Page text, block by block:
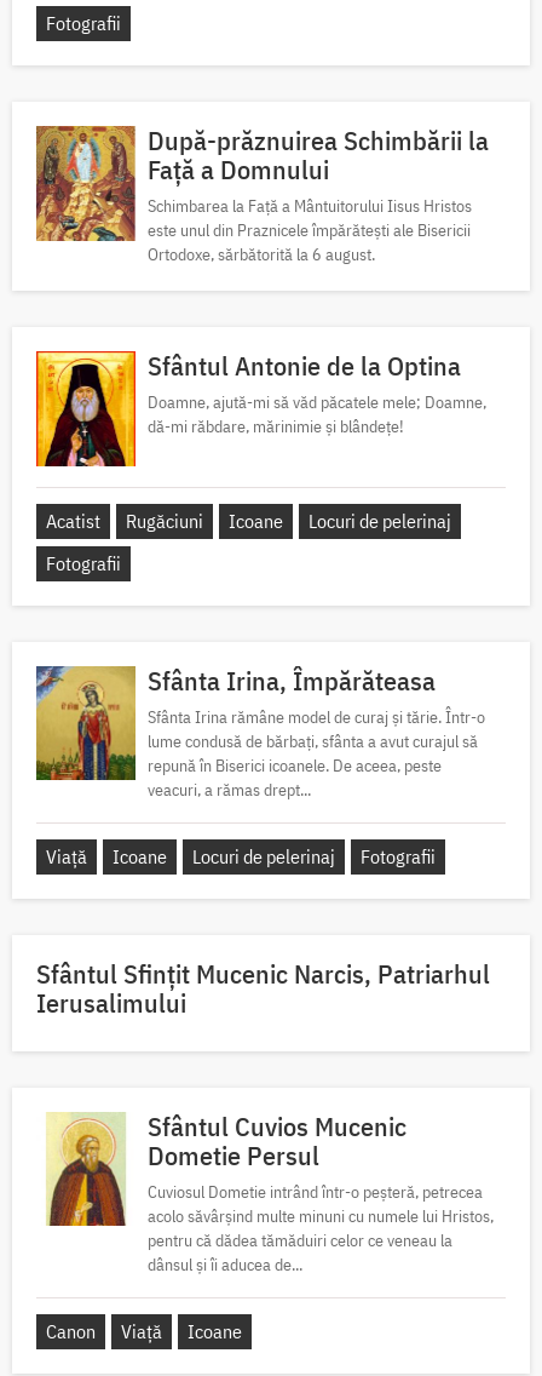
Fotografii
După-prăznuirea Schimbării la
Față a Domnului
Schimbarea la Față a Mântuitorului Iisus Hristos
este unul din Praznicele împărătești ale Bisericii
Ortodoxe, sărbătorită la 6 august.
Sfântul Antonie de la Optina
Doamne, ajută-mi să văd păcatele mele; Doamne,
dă-mi răbdare, mărinimie şi blândeţe!
Acatist Rugăciuni Icoane
Locuri de pelerinaj
Fotografii
Sfânta Irina, Împărăteasa
Sfânta Irina rămâne model de curaj și tărie. Într-o
lume condusă de bărbați, sfânta a avut curajul să
repună în Biserici icoanele. De aceea, peste
veacuri, a rămas drept...
Viață Icoane Locuri de pelerinaj Fotografii
Sfântul Sfinţit Mucenic Narcis, Patriarhul
Ierusalimului
Sfântul Cuvios Mucenic
Dometie Persul
Cuviosul Dometie intrând într-o peșteră, petrecea
acolo săvârșind multe minuni cu numele lui Hristos,
pentru că dădea tămăduiri celor ce veneau la
dânsul și îi aducea de...
Canon Viață Icoane